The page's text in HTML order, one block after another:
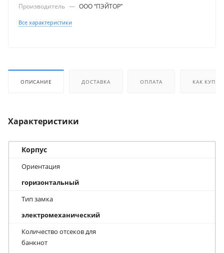
Производитель — ООО “ПЭЙТОР”
Все характеристики
ОПИСАНИЕ ДОСТАВКА ОПЛАТА КАК
Характеристики
Корпус
Ориентация
горизонтальный
Тип замка
электромеханический
Количество отсеков для
банкнот